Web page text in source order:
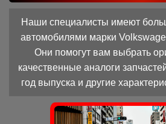
Наши специалисты имеют
автомобилями марки
Они помогут вам выбрать
качественные аналоги
год выпуска и другие